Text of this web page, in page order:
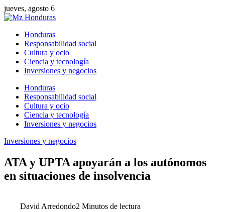
jueves, agosto 6
Honduras
Responsabilidad social
Cultura y ocio
Ciencia y tecnología
Inversiones y negocios
Honduras
Responsabilidad social
Cultura y ocio
Ciencia y tecnología
Inversiones y negocios
Inversiones y negocios
ATA y UPTA apoyarán a los autónomos
en situaciones de insolvencia
David Arredondo2 Minutos de lectura